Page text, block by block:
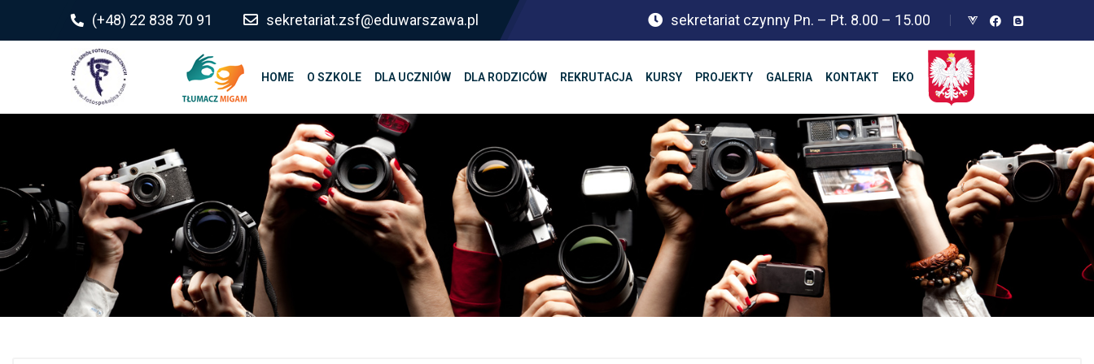
(+48) 22 838 70 91 sekretariat.zsf@eduwarszawa.pl sekretariat czynny Pn. – Pt. 8.00 – 15.00
HOME O SZKOLE DLA UCZNIÓW DLA RODZICÓW REKRUTACJA KURSY PROJEKTY GALERIA KONTAKT EKO